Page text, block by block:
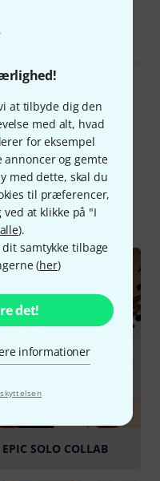
at tilbyde dig den
med alt, hvad
for eksempel
og gemte
med dette, skal du
til præferencer,
at klikke på "I
).
samtykke tilbage
(her)
det!
informationer
Downloads
SOLO COLLAB